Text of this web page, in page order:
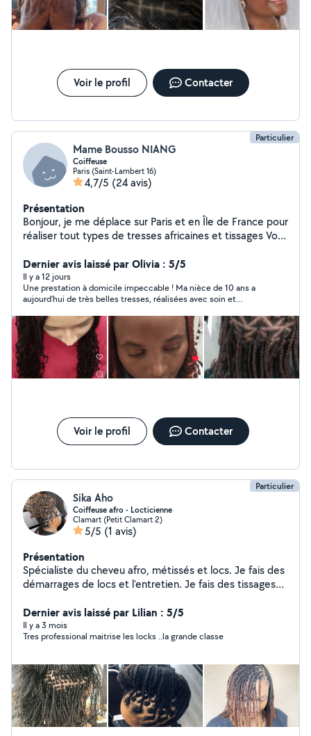
Voir le profil Contacter
Particulier
Mame Bousso NIANG
Coiffeuse
Paris (Saint-Lambert 16)
4,7/5 (24 avis)
Présentation
Bonjour, je me déplace sur Paris et en Île de France pour
réaliser tout types de tresses africaines et tissages Vous
Instagram @lareinedestressessenegalaises
Dernier avis laissé par Olivia : 5/5
Il y a 12 jours
Une prestation à domicile impeccable ! Ma nièce de 10 ans a
aujourd’hui de très belles tresses, réalisées avec soin et
savoir-faire. Je recommande sans hésiter ! À très bientôt
Voir le profil Contacter
Particulier
Sika Aho
Coiffeuse afro - Locticienne
Clamart (Petit Clamart 2)
5/5 (1 avis)
Présentation
Spécialiste du cheveu afro, métissés et locs. Je fais des
démarrages de locs et l'entretien. Je fais des tissages
tresse également les enfants sans rajouts. Mon
WhatsApp +447845672923
Dernier avis laissé par Lilian : 5/5
Il y a 3 mois
Tres professional maitrise les locks ..la grande classe